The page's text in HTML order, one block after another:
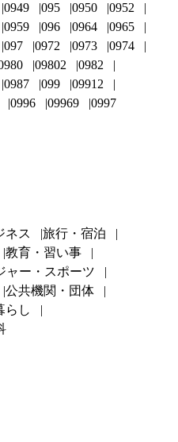
0949 095 0950
0952
0959 096 0964
0965
097 0972 0973
0974
09802
0982
0987 099
09912
0996 09969 0997
ネス
旅行・宿泊
教育・習い事
ャー・スポーツ
公共機関・団体
らし